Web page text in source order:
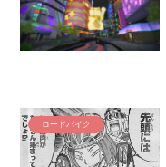
ロードバイク